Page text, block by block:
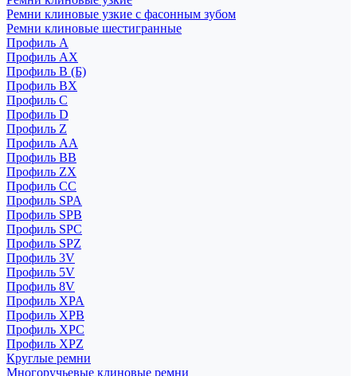
Ремни клиновые узкие с фасонным зубом
Ремни клиновые шестигранные
Профиль A
Профиль AX
Профиль B (Б)
Профиль BX
Профиль C
Профиль D
Профиль Z
Профиль АА
Профиль BB
Профиль ZX
Профиль CC
Профиль SPA
Профиль SPB
Профиль SPC
Профиль SPZ
Профиль 3V
Профиль 5V
Профиль 8V
Профиль XPA
Профиль XPB
Профиль XPC
Профиль XPZ
Круглые ремни
Многоручьевые клиновые ремни